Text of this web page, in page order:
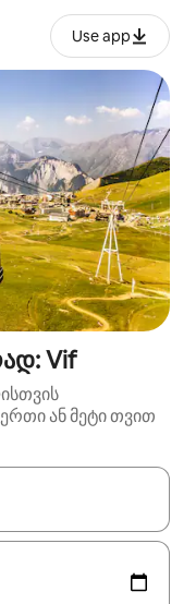
Use app
Vif
ან მეტი თვით
ნავიგაციისთვის